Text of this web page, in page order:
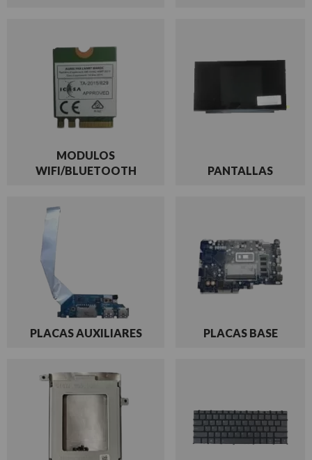
MODULOS
WIFI/BLUETOOTH
PANTALLAS
PLACAS AUXILIARES PLACAS BASE